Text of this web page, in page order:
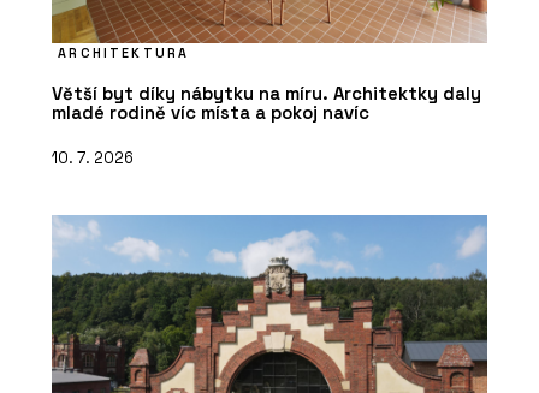
ARCHITEKTURA
Větší byt díky nábytku na míru. Architektky daly
mladé rodině víc místa a pokoj navíc
10. 7. 2026